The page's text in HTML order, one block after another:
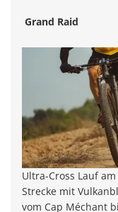
Grand Raid
Ultra-Cross Lauf
Strecke mit
vom Cap Méchant